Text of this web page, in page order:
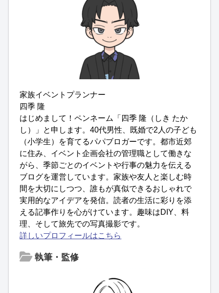
家族イベントプランナー
四季 隆
はじめまして！ペンネーム「四季 隆（しき たか
し）」と申します。40代男性、既婚で2人の子ども
（小学生）を育てるパパブロガーです。都市近郊
に住み、イベント企画会社の管理職として働きな
がら、季節ごとのイベントや行事の魅力を伝える
ブログを運営しています。家族や友人と楽しむ時
間を大切にしつつ、誰もが真似できるおしゃれで
実用的なアイデアを発信。読者の生活に彩りを添
える記事作りを心がけています。趣味はDIY、料
理、そして旅先での写真撮影です。
詳しいプロフィールはこちら
執筆・監修